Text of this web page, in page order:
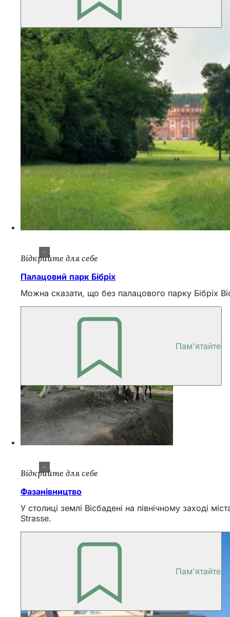
Відкрийте для себе
Палацовий парк Бібріх
Можна сказати, що без палацового парку Бібріх
Пам'ятайте
Відкрийте для себе
Фазанівництво
У столиці землі Вісбадені на північному заході
Strasse.
Пам'ятайте